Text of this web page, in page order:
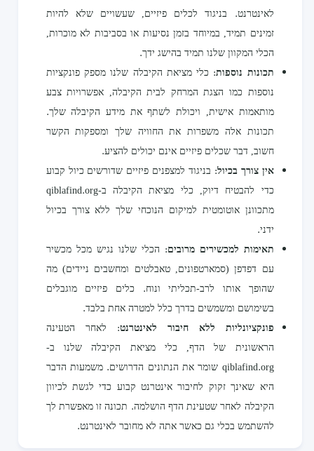
לאינטרנט. בניגוד לכלים פיזיים, שעשויים שלא להיות
זמינים תמיד, במיוחד בזמן נסיעות או בסביבות לא מוכרות,
הכלי המקוון שלנו תמיד בהישג ידך.
תכונות נוספות: כלי מציאת הקיבלה שלנו מספק פונקציות
נוספות כמו הצגת המרחק לבית הקיבלה, אפשרויות צבע
מותאמות אישית, ויכולת לשתף את מידע הקיבלה שלך.
תכונות אלה משפרות את החוויה שלך ומספקות הקשר
חשוב, דבר שכלים פיזיים אינם יכולים להציע.
אין צורך בכיול: בניגוד למצפנים פיזיים שדורשים כיול קבוע
כדי להבטיח דיוק, כלי מציאת הקיבלה ב-qiblafind.org
מתכוונן אוטומטית למיקום הנוכחי שלך ללא צורך בכיול
ידני.
תאימות למכשירים מרובים: הכלי שלנו נגיש מכל מכשיר
עם דפדפן (סמארטפונים, טאבלטים ומחשבים ניידים) מה
שהופך אותו לרב-תכליתי ונוח. כלים פיזיים מוגבלים
בשימושם ומשמשים בדרך כלל למטרה אחת בלבד.
פונקציונליות ללא חיבור לאינטרנט: לאחר הטעינה
הראשונית של הדף, כלי מציאת הקיבלה שלנו ב-
qiblafind.org שומר את הנתונים הדרושים. משמעות הדבר
היא שאינך זקוק לחיבור אינטרנט קבוע כדי לגשת לכיוון
הקיבלה לאחר שטעינת הדף הושלמה. תכונה זו מאפשרת לך
להשתמש בכלי גם כאשר אתה לא מחובר לאינטרנט.